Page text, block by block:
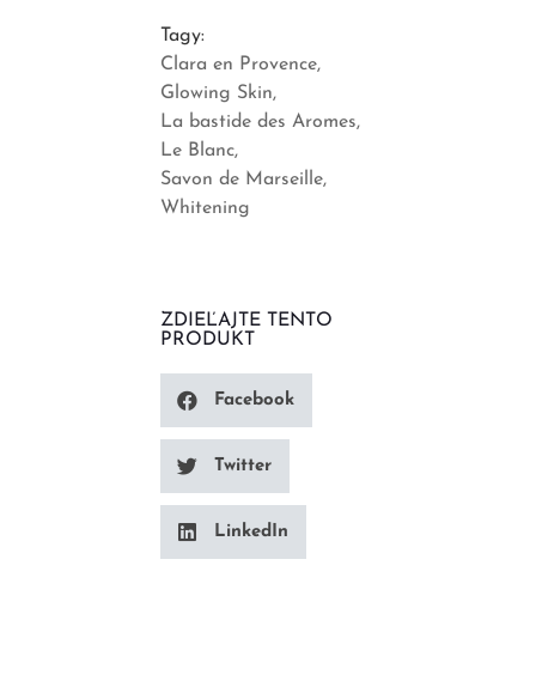
Tagy:
Clara en Provence
Glowing Skin
La bastide des Aromes
Le Blanc
Savon de Marseille
Whitening
ZDIEĽAJTE TENTO
PRODUKT
Facebook
Twitter
LinkedIn